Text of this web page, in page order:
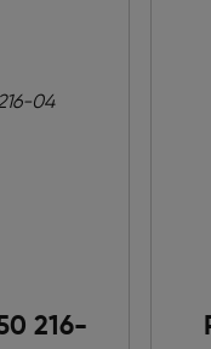
216-